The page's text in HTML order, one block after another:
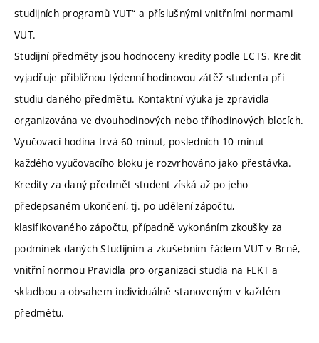
studijních programů VUT“ a příslušnými vnitřními normami
VUT.
Studijní předměty jsou hodnoceny kredity podle ECTS. Kredit
vyjadřuje přibližnou týdenní hodinovou zátěž studenta při
studiu daného předmětu. Kontaktní výuka je zpravidla
organizována ve dvouhodinových nebo tříhodinových blocích.
Vyučovací hodina trvá 60 minut, posledních 10 minut
každého vyučovacího bloku je rozvrhováno jako přestávka.
Kredity za daný předmět student získá až po jeho
předepsaném ukončení, tj. po udělení zápočtu,
klasifikovaného zápočtu, případně vykonáním zkoušky za
podmínek daných Studijním a zkušebním řádem VUT v Brně,
vnitřní normou Pravidla pro organizaci studia na FEKT a
skladbou a obsahem individuálně stanoveným v každém
předmětu.